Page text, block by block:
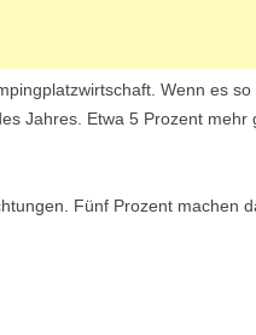
Wenn es
Jahres. Etwa 5 Prozent mehr
Fünf Prozent machen